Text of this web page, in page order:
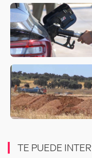
TE PUEDE